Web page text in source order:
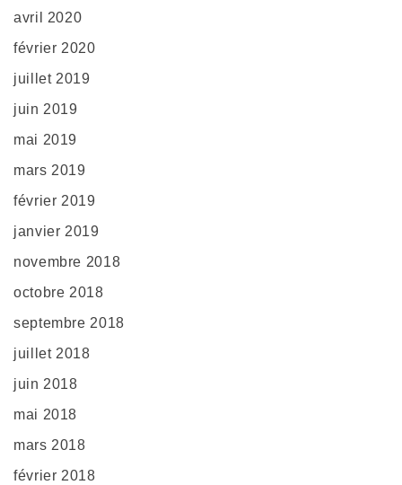
avril 2020
février 2020
juillet 2019
juin 2019
mai 2019
mars 2019
février 2019
janvier 2019
novembre 2018
octobre 2018
septembre 2018
juillet 2018
juin 2018
mai 2018
mars 2018
février 2018